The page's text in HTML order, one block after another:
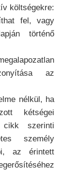
költségekre:
fel, vagy
történő
az
nélkül, ha
kétségei
szerinti
személy
az érintett